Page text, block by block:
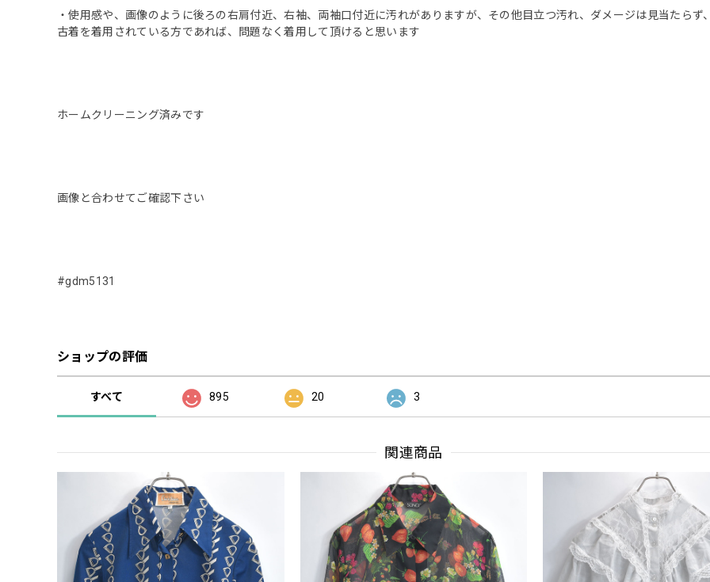
・使用感や、画像のように後ろの右肩付近、右袖、両袖口付近に汚れがありますが、その他目立つ汚れ、ダメージは見当たらず
古着を着用されている方であれば、問題なく着用して頂けると思います
ホームクリーニング済みです
画像と合わせてご確認下さい
#gdm5131
ショップの評価
すべて 895 20 3
関連商品